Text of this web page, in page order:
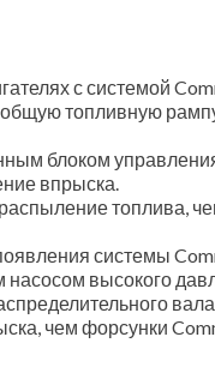
с системой
топливную
блоком
впрыска.
топлива,
системы
насосом высокого
чем форсунки